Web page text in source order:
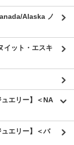
Alaska ノ
ット・エスキ
エリー】＜NA
エリー】＜バ